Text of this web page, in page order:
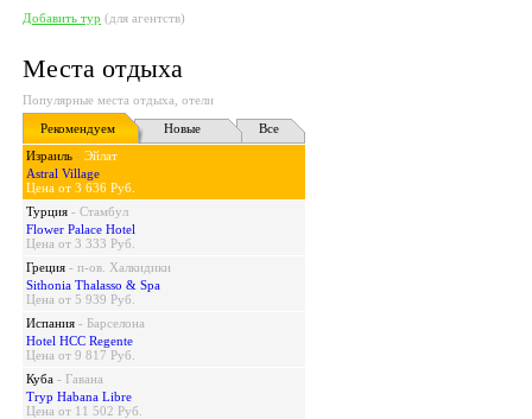
Добавить тур (для агентств)
Места отдыха
Популярные места отдыха, отели
Рекомендуем
Новые
Все
Израиль - Эйлат
Astral Village
Цена от 3 636 Руб.
Турция - Стамбул
Flower Palace Hotel
Цена от 3 333 Руб.
Греция - п-ов. Халкидики
Sithonia Thalasso & Spa
Цена от 5 939 Руб.
Испания - Барселона
Hotel HCC Regente
Цена от 9 817 Руб.
Куба - Гавана
Tryp Habana Libre
Цена от 11 502 Руб.